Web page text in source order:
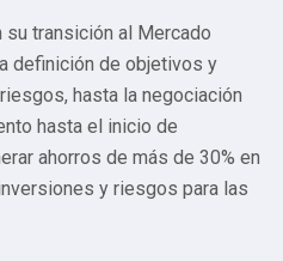
transición al Mercado
definición de objetivos y
hasta la negociación
hasta el inicio de
ahorros de más de 30% en
y riesgos para las